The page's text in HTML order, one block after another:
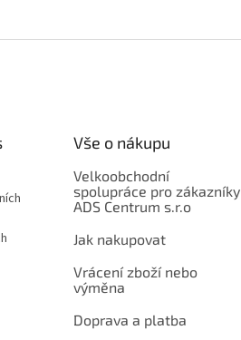
Vše o nákupu
Velkoobchodní
spolupráce pro zákazníky
ADS Centrum s.r.o
Jak nakupovat
Vrácení zboží nebo
výměna
Doprava a platba